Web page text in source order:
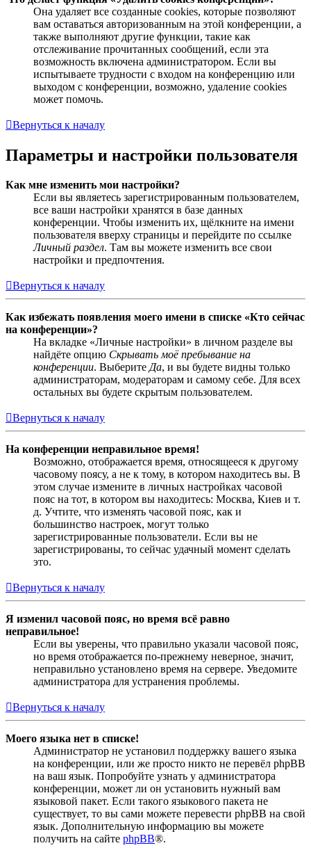
Она удаляет все созданные cookies, которые позволяют
вам оставаться авторизованным на этой конференции, а
также выполняют другие функции, такие как
отслеживание прочитанных сообщений, если эта
возможность включена администратором. Если вы
испытываете трудности с входом на конференцию или
выходом с конференции, возможно, удаление cookies
может помочь.
Вернуться к началу
Параметры и настройки пользователя
Как мне изменить мои настройки?
Если вы являетесь зарегистрированным пользователем,
все ваши настройки хранятся в базе данных
конференции. Чтобы изменить их, щёлкните на имени
пользователя вверху страницы и перейдите по ссылке
Личный раздел. Там вы можете изменить все свои
настройки и предпочтения.
Вернуться к началу
Как избежать появления моего имени в списке «Кто сейчас
на конференции»?
На вкладке «Личные настройки» в личном разделе вы
найдёте опцию Скрывать моё пребывание на
конференции. Выберите Да, и вы будете видны только
администраторам, модераторам и самому себе. Для всех
остальных вы будете скрытым пользователем.
Вернуться к началу
На конференции неправильное время!
Возможно, отображается время, относящееся к другому
часовому поясу, а не к тому, в котором находитесь вы. В
этом случае измените в личных настройках часовой
пояс на тот, в котором вы находитесь: Москва, Киев и т.
д. Учтите, что изменять часовой пояс, как и
большинство настроек, могут только
зарегистрированные пользователи. Если вы не
зарегистрированы, то сейчас удачный момент сделать
это.
Вернуться к началу
Я изменил часовой пояс, но время всё равно
неправильное!
Если вы уверены, что правильно указали часовой пояс,
но время отображается по-прежнему неверное, значит,
неправильно установлено время на сервере. Уведомите
администратора для устранения проблемы.
Вернуться к началу
Моего языка нет в списке!
Администратор не установил поддержку вашего языка
на конференции, или же просто никто не перевёл phpBB
на ваш язык. Попробуйте узнать у администратора
конференции, может ли он установить нужный вам
языковой пакет. Если такого языкового пакета не
существует, то вы сами можете перевести phpBB на свой
язык. Дополнительную информацию вы можете
получить на сайте phpBB®.